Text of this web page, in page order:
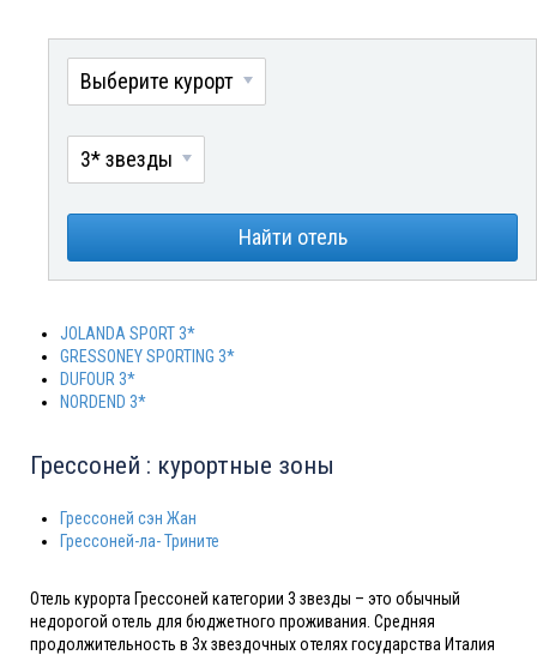
Выберите курорт
3* звезды
Найти отель
JOLANDA SPORT 3*
GRESSONEY SPORTING 3*
DUFOUR 3*
NORDEND 3*
Грессоней : курортные зоны
Грессоней сэн Жан
Грессоней-ла- Трините
Отель курорта Грессоней категории 3 звезды – это обычный
недорогой отель для бюджетного проживания. Средняя
продолжительность в 3х звездочных отелях государства Италия